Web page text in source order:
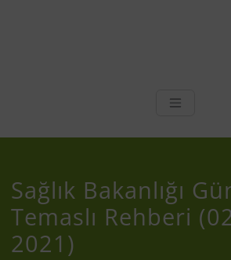
Sağlık Bakanlığı
Temaslı Rehberi
2021)